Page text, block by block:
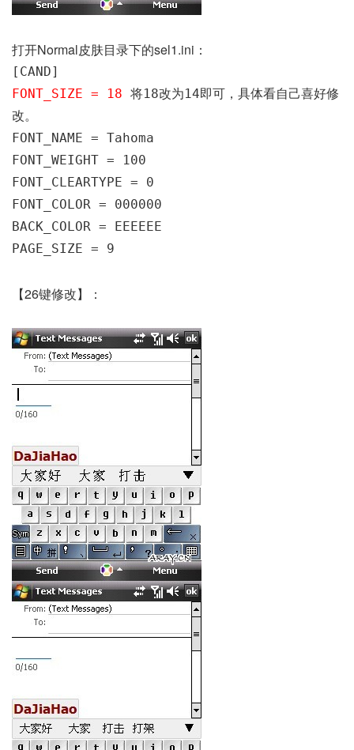
打开Normal皮肤目录下的sel1.ini：
[CAND]
FONT_SIZE = 18 将18改为14即可，具体看自己喜好修
改。
FONT_NAME = Tahoma
FONT_WEIGHT = 100
FONT_CLEARTYPE = 0
FONT_COLOR = 000000
BACK_COLOR = EEEEEE
PAGE_SIZE = 9
【26键修改】：